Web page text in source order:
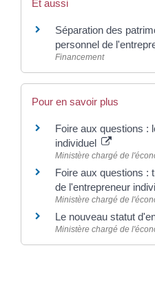
Et aussi
Séparation des
personnel de
Financement
Pour en savoir plus
Foire aux questions :
individuel
Ministère chargé de
Foire aux questions :
de l'entrepreneur
Ministère chargé de
Le nouveau statut
Ministère chargé de